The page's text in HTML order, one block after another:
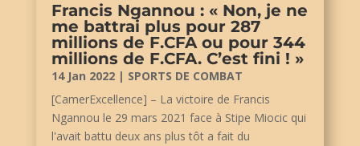
Francis Ngannou : « Non, je ne
me battrai plus pour 287
millions de F.CFA ou pour 344
millions de F.CFA. C’est fini ! »
14 Jan 2022| SPORTS DE COMBAT
[CamerExcellence] – La victoire de Francis
Ngannou le 29 mars 2021 face à Stipe Miocic qui
l'avait battu deux ans plus tôt a fait du